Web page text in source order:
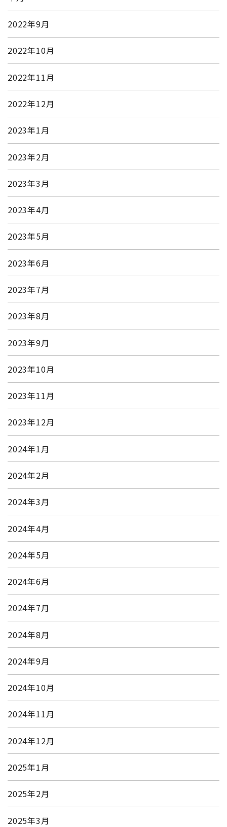
2022年9月
2022年10月
2022年11月
2022年12月
2023年1月
2023年2月
2023年3月
2023年4月
2023年5月
2023年6月
2023年7月
2023年8月
2023年9月
2023年10月
2023年11月
2023年12月
2024年1月
2024年2月
2024年3月
2024年4月
2024年5月
2024年6月
2024年7月
2024年8月
2024年9月
2024年10月
2024年11月
2024年12月
2025年1月
2025年2月
2025年3月